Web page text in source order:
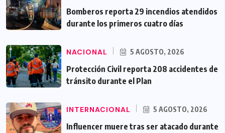
Bomberos reporta 29 incendios atendidos
durante los primeros cuatro días
NACIONAL 5 AGOSTO, 2026
Protección Civil reporta 208 accidentes de
tránsito durante el Plan
INTERNACIONAL 5 AGOSTO, 2026
Influencer muere tras ser atacado durante